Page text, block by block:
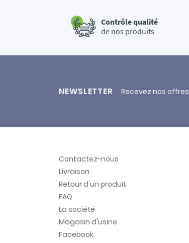
Contrôle qualité
de nos produits
NEWSLETTER Recevez nos
Contactez-nous
Livraison
Retour d'un produit
FAQ
La société
Magasin d'usine
Facebook